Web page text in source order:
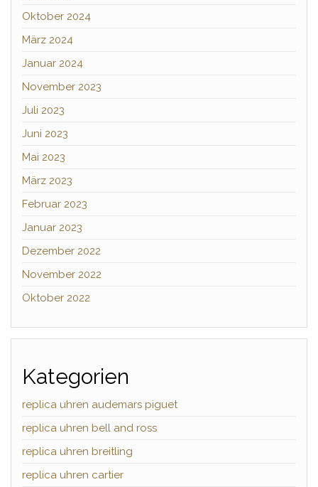
Oktober 2024
März 2024
Januar 2024
November 2023
Juli 2023
Juni 2023
Mai 2023
März 2023
Februar 2023
Januar 2023
Dezember 2022
November 2022
Oktober 2022
Kategorien
replica uhren audemars piguet
replica uhren bell and ross
replica uhren breitling
replica uhren cartier